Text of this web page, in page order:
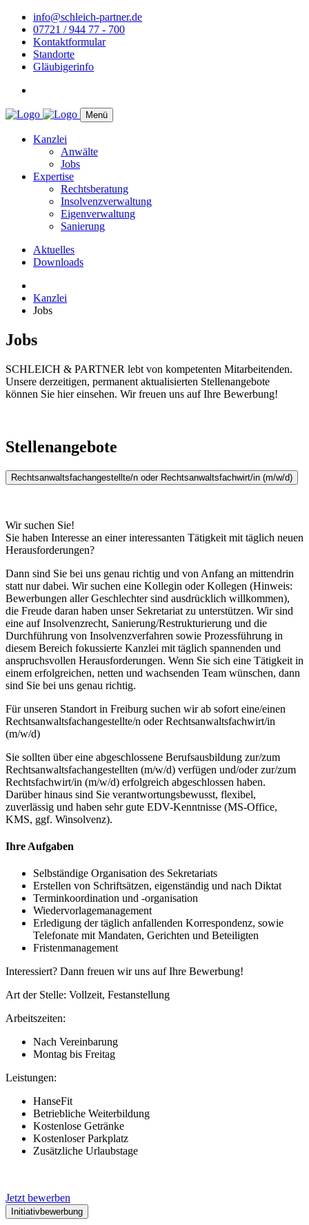
info@schleich-partner.de
07721 / 944 77 - 700
Kontaktformular
Standorte
Gläubigerinfo
Menü
Kanzlei
Anwälte
Jobs
Expertise
Rechtsberatung
Insolvenzverwaltung
Eigenverwaltung
Sanierung
Aktuelles
Downloads
Kanzlei
Jobs
Jobs
SCHLEICH & PARTNER lebt von kompetenten Mitarbeitenden.
Unsere derzeitigen, permanent aktualisierten Stellenangebote
können Sie hier einsehen. Wir freuen uns auf Ihre Bewerbung!
Stellenangebote
Rechtsanwaltsfachangestellte/n oder Rechtsanwaltsfachwirt/in (m/w/d)
Wir suchen Sie!
Sie haben Interesse an einer interessanten Tätigkeit mit täglich neuen
Herausforderungen?
Dann sind Sie bei uns genau richtig und von Anfang an mittendrin
statt nur dabei. Wir suchen eine Kollegin oder Kollegen (Hinweis:
Bewerbungen aller Geschlechter sind ausdrücklich willkommen),
die Freude daran haben unser Sekretariat zu unterstützen. Wir sind
eine auf Insolvenzrecht, Sanierung/Restrukturierung und die
Durchführung von Insolvenzverfahren sowie Prozessführung in
diesem Bereich fokussierte Kanzlei mit täglich spannenden und
anspruchsvollen Herausforderungen. Wenn Sie sich eine Tätigkeit in
einem erfolgreichen, netten und wachsenden Team wünschen, dann
sind Sie bei uns genau richtig.
Für unseren Standort in Freiburg suchen wir ab sofort eine/einen
Rechtsanwaltsfachangestellte/n oder Rechtsanwaltsfachwirt/in
(m/w/d)
Sie sollten über eine abgeschlossene Berufsausbildung zur/zum
Rechtsanwaltsfachangestellten (m/w/d) verfügen und/oder zur/zum
Rechtsfachwirt/in (m/w/d) erfolgreich abgeschlossen haben.
Darüber hinaus sind Sie verantwortungsbewusst, flexibel,
zuverlässig und haben sehr gute EDV-Kenntnisse (MS-Office,
KMS, ggf. Winsolvenz).
Ihre Aufgaben
Selbständige Organisation des Sekretariats
Erstellen von Schriftsätzen, eigenständig und nach Diktat
Terminkoordination und -organisation
Wiedervorlagemanagement
Erledigung der täglich anfallenden Korrespondenz, sowie
Telefonate mit Mandaten, Gerichten und Beteiligten
Fristenmanagement
Interessiert? Dann freuen wir uns auf Ihre Bewerbung!
Art der Stelle: Vollzeit, Festanstellung
Arbeitszeiten:
Nach Vereinbarung
Montag bis Freitag
Leistungen:
HanseFit
Betriebliche Weiterbildung
Kostenlose Getränke
Kostenloser Parkplatz
Zusätzliche Urlaubstage
Jetzt bewerben
Initiativbewerbung